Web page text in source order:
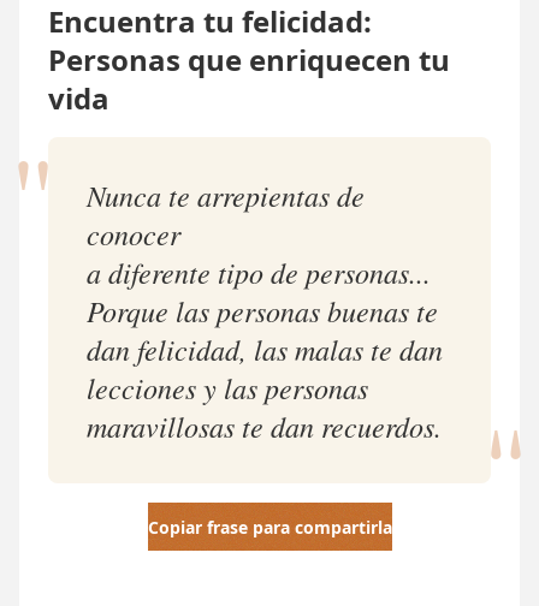
Encuentra tu felicidad:
Personas que enriquecen tu
vida
"
"
Nunca te arrepientas de
conocer
a diferente tipo de personas...
Porque las personas buenas te
dan felicidad, las malas te dan
lecciones y las personas
maravillosas te dan recuerdos.
Copiar frase para compartirla